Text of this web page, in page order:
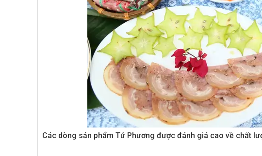
Các dòng sản phẩm Tứ Phương được đánh giá cao về chất